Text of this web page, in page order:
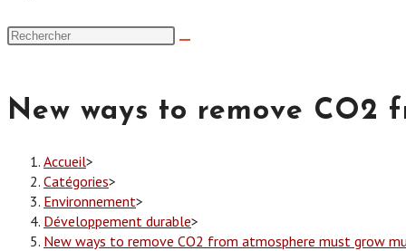
New ways to remove CO2
Accueil>
Catégories>
Environnement>
Développement durable>
New ways to remove CO2 from atmosphere must grow